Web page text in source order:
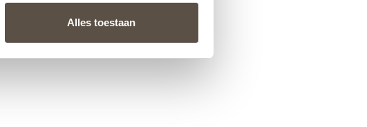
Alles toestaan